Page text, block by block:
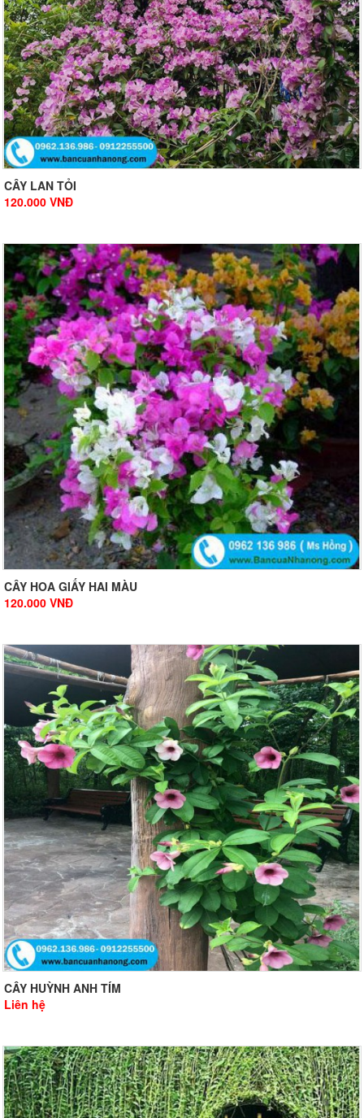
CÂY LAN TỎI
120.000 VNĐ
CÂY HOA GIẤY HAI MÀU
120.000 VNĐ
CÂY HUỲNH ANH TÍM
Liên hệ